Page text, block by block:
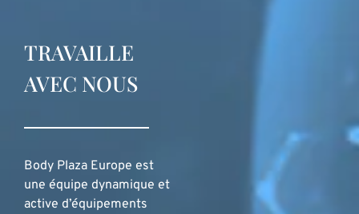
TRAVAILLE
AVEC NOUS
Body Plaza Europe est
une équipe dynamique et
active d’équipements